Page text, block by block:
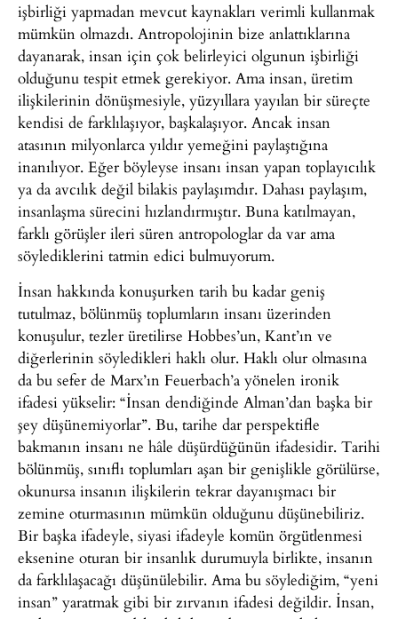
işbirliği yapmadan mevcut kaynakları verimli kullanmak
mümkün olmazdı. Antropolojinin bize anlattıklarına
dayanarak, insan için çok belirleyici olgunun işbirliği
olduğunu tespit etmek gerekiyor. Ama insan, üretim
ilişkilerinin dönüşmesiyle, yüzyıllara yayılan bir süreçte
kendisi de farklılaşıyor, başkalaşıyor. Ancak insan
atasının milyonlarca yıldır yemeğini paylaştığına
inanılıyor. Eğer böyleyse insanı insan yapan toplayıcılık
ya da avcılık değil bilakis paylaşımdır. Dahası paylaşım,
insanlaşma sürecini hızlandırmıştır. Buna katılmayan,
farklı görüşler ileri süren antropologlar da var ama
söylediklerini tatmin edici bulmuyorum.
İnsan hakkında konuşurken tarih bu kadar geniş
tutulmaz, bölünmüş toplumların insanı üzerinden
konuşulur, tezler üretilirse Hobbes’un, Kant’ın ve
diğerlerinin söyledikleri haklı olur. Haklı olur olmasına
da bu sefer de Marx’ın Feuerbach’a yönelen ironik
ifadesi yükselir: “İnsan dendiğinde Alman’dan başka bir
şey düşünemiyorlar”. Bu, tarihe dar perspektifle
bakmanın insanı ne hâle düşürdüğünün ifadesidir. Tarihi
bölünmüş, sınıflı toplumları aşan bir genişlikle görülürse,
okunursa insanın ilişkilerin tekrar dayanışmacı bir
zemine oturmasının mümkün olduğunu düşünebiliriz.
Bir başka ifadeyle, siyasi ifadeyle komün örgütlenmesi
eksenine oturan bir insanlık durumuyla birlikte, insanın
da farklılaşacağı düşünülebilir. Ama bu söylediğim, “yeni
insan” yaratmak gibi bir zırvanın ifadesi değildir. İnsan,